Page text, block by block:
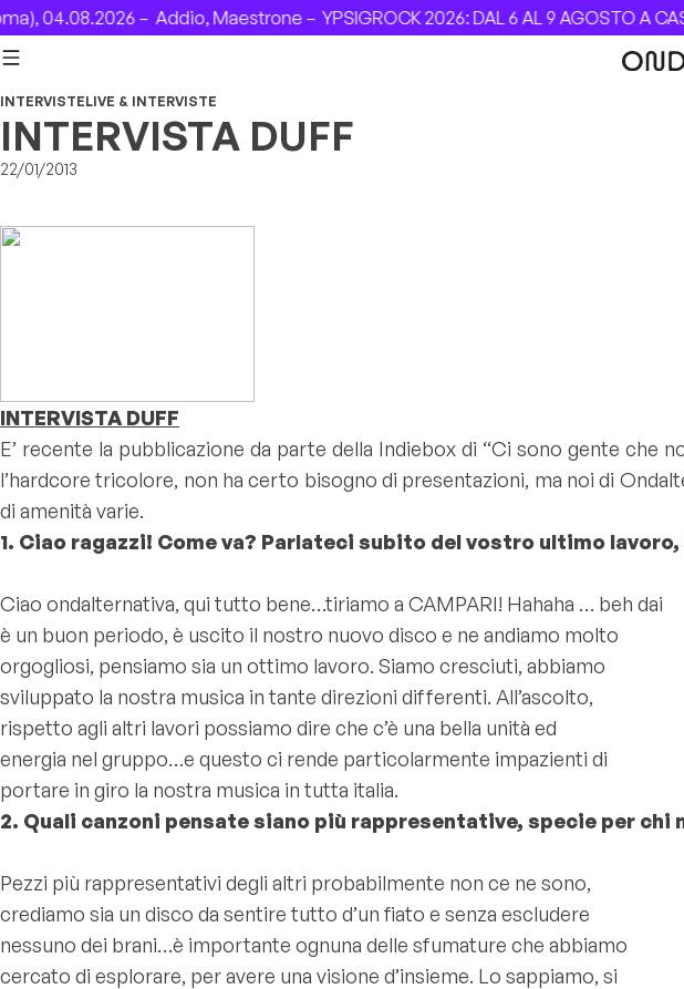
Skip to content
04.08.2026 –Addio, Maestrone –YPSIGROCK 2026: DAL 6 AL 9 AGOSTO A
INTERVISTELIVE & INTERVISTE
INTERVISTA DUFF
22/01/2013
INTERVISTA DUFF
E’ recente la pubblicazione da parte della Indiebox di “Ci sono gente che
l’hardcore tricolore, non ha certo bisogno di presentazioni, ma noi di
di amenità varie.
1. Ciao ragazzi! Come va? Parlateci subito del vostro ultimo
Ciao ondalternativa, qui tutto bene…tiriamo a CAMPARI! Hahaha … beh dai
è un buon periodo, è uscito il nostro nuovo disco e ne andiamo molto
orgogliosi, pensiamo sia un ottimo lavoro. Siamo cresciuti, abbiamo
sviluppato la nostra musica in tante direzioni differenti. All’ascolto,
rispetto agli altri lavori possiamo dire che c’è una bella unità ed
energia nel gruppo…e questo ci rende particolarmente impazienti di
portare in giro la nostra musica in tutta italia.
2. Quali canzoni pensate siano più rappresentative, specie per chi
Pezzi più rappresentativi degli altri probabilmente non ce ne sono,
crediamo sia un disco da sentire tutto d’un fiato e senza escludere
nessuno dei brani…è importante ognuna delle sfumature che abbiamo
cercato di esplorare, per avere una visione d’insieme. Lo sappiamo, si